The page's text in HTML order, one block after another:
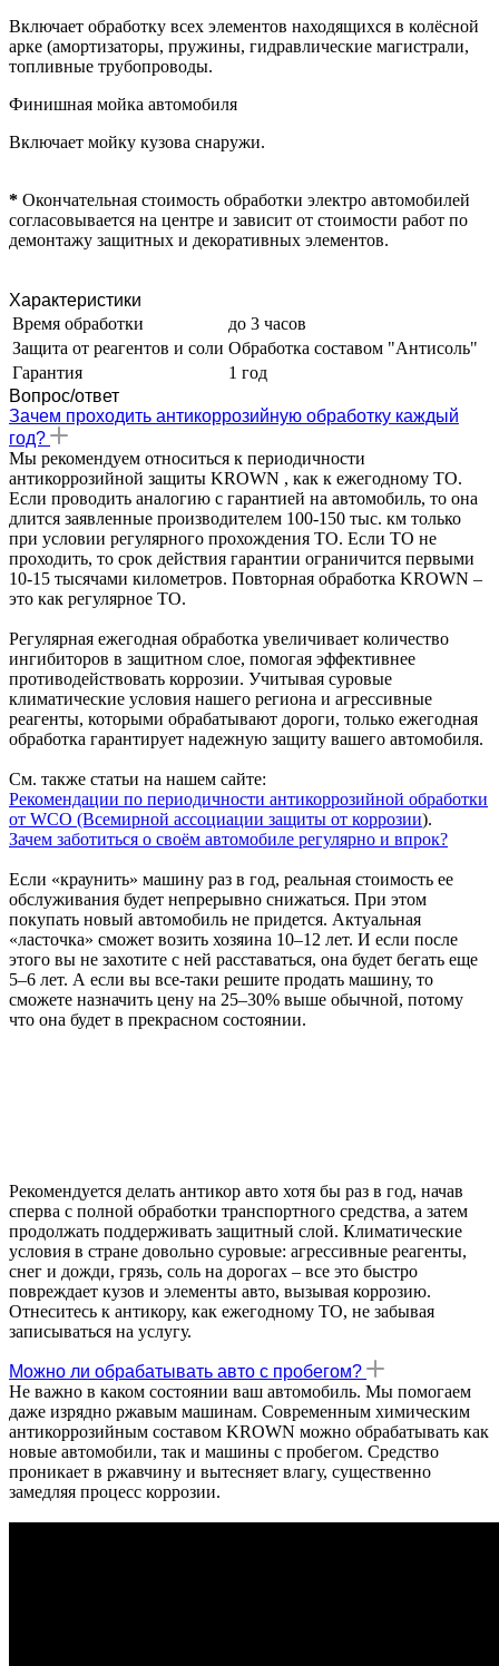
Включает обработку всех элементов находящихся в колёсной
арке (амортизаторы, пружины, гидравлические магистрали,
топливные трубопроводы.
Финишная мойка автомобиля
Включает мойку кузова снаружи.
* Окончательная стоимость обработки электро автомобилей
согласовывается на центре и зависит от стоимости работ по
демонтажу защитных и декоративных элементов.
Характеристики
Время обработки
до 3 часов
Защита от реагентов и соли Обработка составом "Антисоль"
Гарантия
1 год
Вопрос/ответ
Зачем проходить антикоррозийную обработку каждый
год?
Мы рекомендуем относиться к периодичности
антикоррозийной защиты KROWN , как к ежегодному ТО.
Если проводить аналогию с гарантией на автомобиль, то она
длится заявленные производителем 100-150 тыс. км только
при условии регулярного прохождения ТО. Если ТО не
проходить, то срок действия гарантии ограничится первыми
10-15 тысячами километров. Повторная обработка KROWN –
это как регулярное ТО.
Регулярная ежегодная обработка увеличивает количество
ингибиторов в защитном слое, помогая эффективнее
противодействовать коррозии. Учитывая суровые
климатические условия нашего региона и агрессивные
реагенты, которыми обрабатывают дороги, только ежегодная
обработка гарантирует надежную защиту вашего автомобиля.
См. также статьи на нашем сайте:
Рекомендации по периодичности антикоррозийной обработки
от WCO (Всемирной ассоциации защиты от коррозии).
Зачем заботиться о своём автомобиле регулярно и впрок?
Если «краунить» машину раз в год, реальная стоимость ее
обслуживания будет непрерывно снижаться. При этом
покупать новый автомобиль не придется. Актуальная
«ласточка» сможет возить хозяина 10–12 лет. И если после
этого вы не захотите с ней расставаться, она будет бегать еще
5–6 лет. А если вы все-таки решите продать машину, то
сможете назначить цену на 25–30% выше обычной, потому
что она будет в прекрасном состоянии.
Рекомендуется делать антикор авто хотя бы раз в год, начав
сперва с полной обработки транспортного средства, а затем
продолжать поддерживать защитный слой. Климатические
условия в стране довольно суровые: агрессивные реагенты,
снег и дожди, грязь, соль на дорогах – все это быстро
повреждает кузов и элементы авто, вызывая коррозию.
Отнеситесь к антикору, как ежегодному ТО, не забывая
записываться на услугу.
Можно ли обрабатывать авто с пробегом?
Не важно в каком состоянии ваш автомобиль. Мы помогаем
даже изрядно ржавым машинам. Современным химическим
антикоррозийным составом KROWN можно обрабатывать как
новые автомобили, так и машины с пробегом. Средство
проникает в ржавчину и вытесняет влагу, существенно
замедляя процесс коррозии.